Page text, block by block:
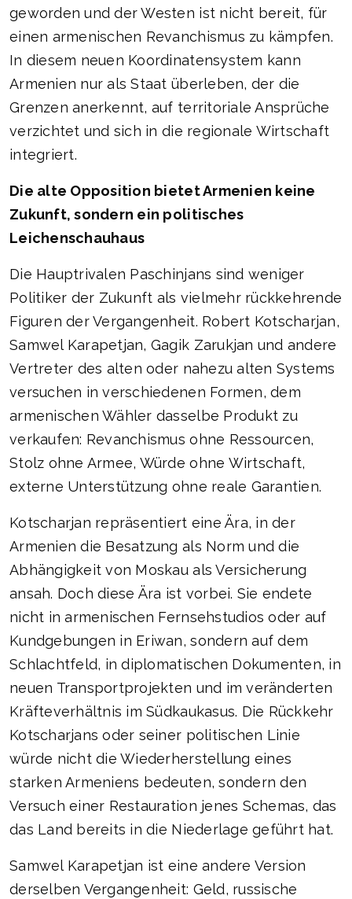
geworden und der Westen ist nicht bereit, für
einen armenischen Revanchismus zu kämpfen.
In diesem neuen Koordinatensystem kann
Armenien nur als Staat überleben, der die
Grenzen anerkennt, auf territoriale Ansprüche
verzichtet und sich in die regionale Wirtschaft
integriert.
Die alte Opposition bietet Armenien keine
Zukunft, sondern ein politisches
Leichenschauhaus
Die Hauptrivalen Paschinjans sind weniger
Politiker der Zukunft als vielmehr rückkehrende
Figuren der Vergangenheit. Robert Kotscharjan,
Samwel Karapetjan, Gagik Zarukjan und andere
Vertreter des alten oder nahezu alten Systems
versuchen in verschiedenen Formen, dem
armenischen Wähler dasselbe Produkt zu
verkaufen: Revanchismus ohne Ressourcen,
Stolz ohne Armee, Würde ohne Wirtschaft,
externe Unterstützung ohne reale Garantien.
Kotscharjan repräsentiert eine Ära, in der
Armenien die Besatzung als Norm und die
Abhängigkeit von Moskau als Versicherung
ansah. Doch diese Ära ist vorbei. Sie endete
nicht in armenischen Fernsehstudios oder auf
Kundgebungen in Eriwan, sondern auf dem
Schlachtfeld, in diplomatischen Dokumenten, in
neuen Transportprojekten und im veränderten
Kräfteverhältnis im Südkaukasus. Die Rückkehr
Kotscharjans oder seiner politischen Linie
würde nicht die Wiederherstellung eines
starken Armeniens bedeuten, sondern den
Versuch einer Restauration jenes Schemas, das
das Land bereits in die Niederlage geführt hat.
Samwel Karapetjan ist eine andere Version
derselben Vergangenheit: Geld, russische